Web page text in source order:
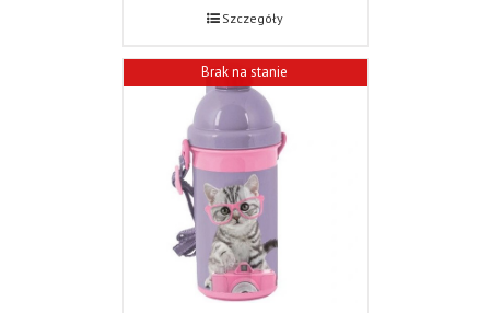
Szczegóły
Brak na stanie